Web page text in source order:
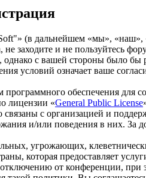
(в дальнейшем «мы», «наш»,
заходите и не пользуйтесь
с вашей стороны было
условий означает ваше
обеспечения для
лицензии «General Public License
с организацией и
и/или поведения в них.
угрожающих,
которая предоставляет
от конференции, при